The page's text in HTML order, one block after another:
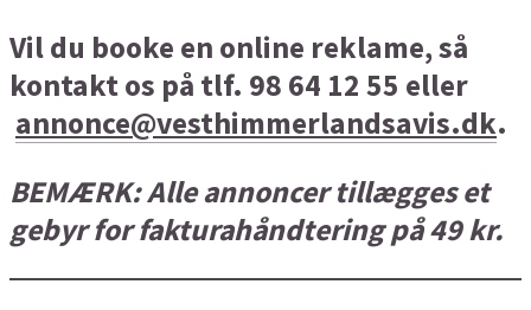
Vil du booke en online reklame, så
kontakt os på tlf. 98 64 12 55 eller
annonce@vesthimmerlandsavis.dk.
BEMÆRK: Alle annoncer tillægges et
gebyr for fakturahåndtering på 49 kr.